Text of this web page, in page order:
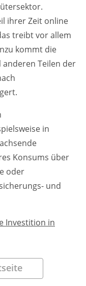
ihrer Zeit online
treibt vor allem
kommt die
Teilen der
in
Konsums über
oder
und
Investition in